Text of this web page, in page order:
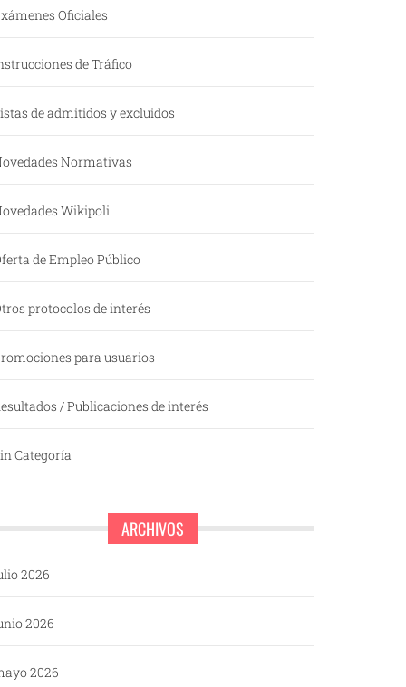
Oficiales
de Tráfico
de admitidos y excluidos
Normativas
Wikipoli
de Empleo Público
protocolos de interés
para usuarios
/ Publicaciones de interés
Categoría
ARCHIVOS
2026
2026
2026